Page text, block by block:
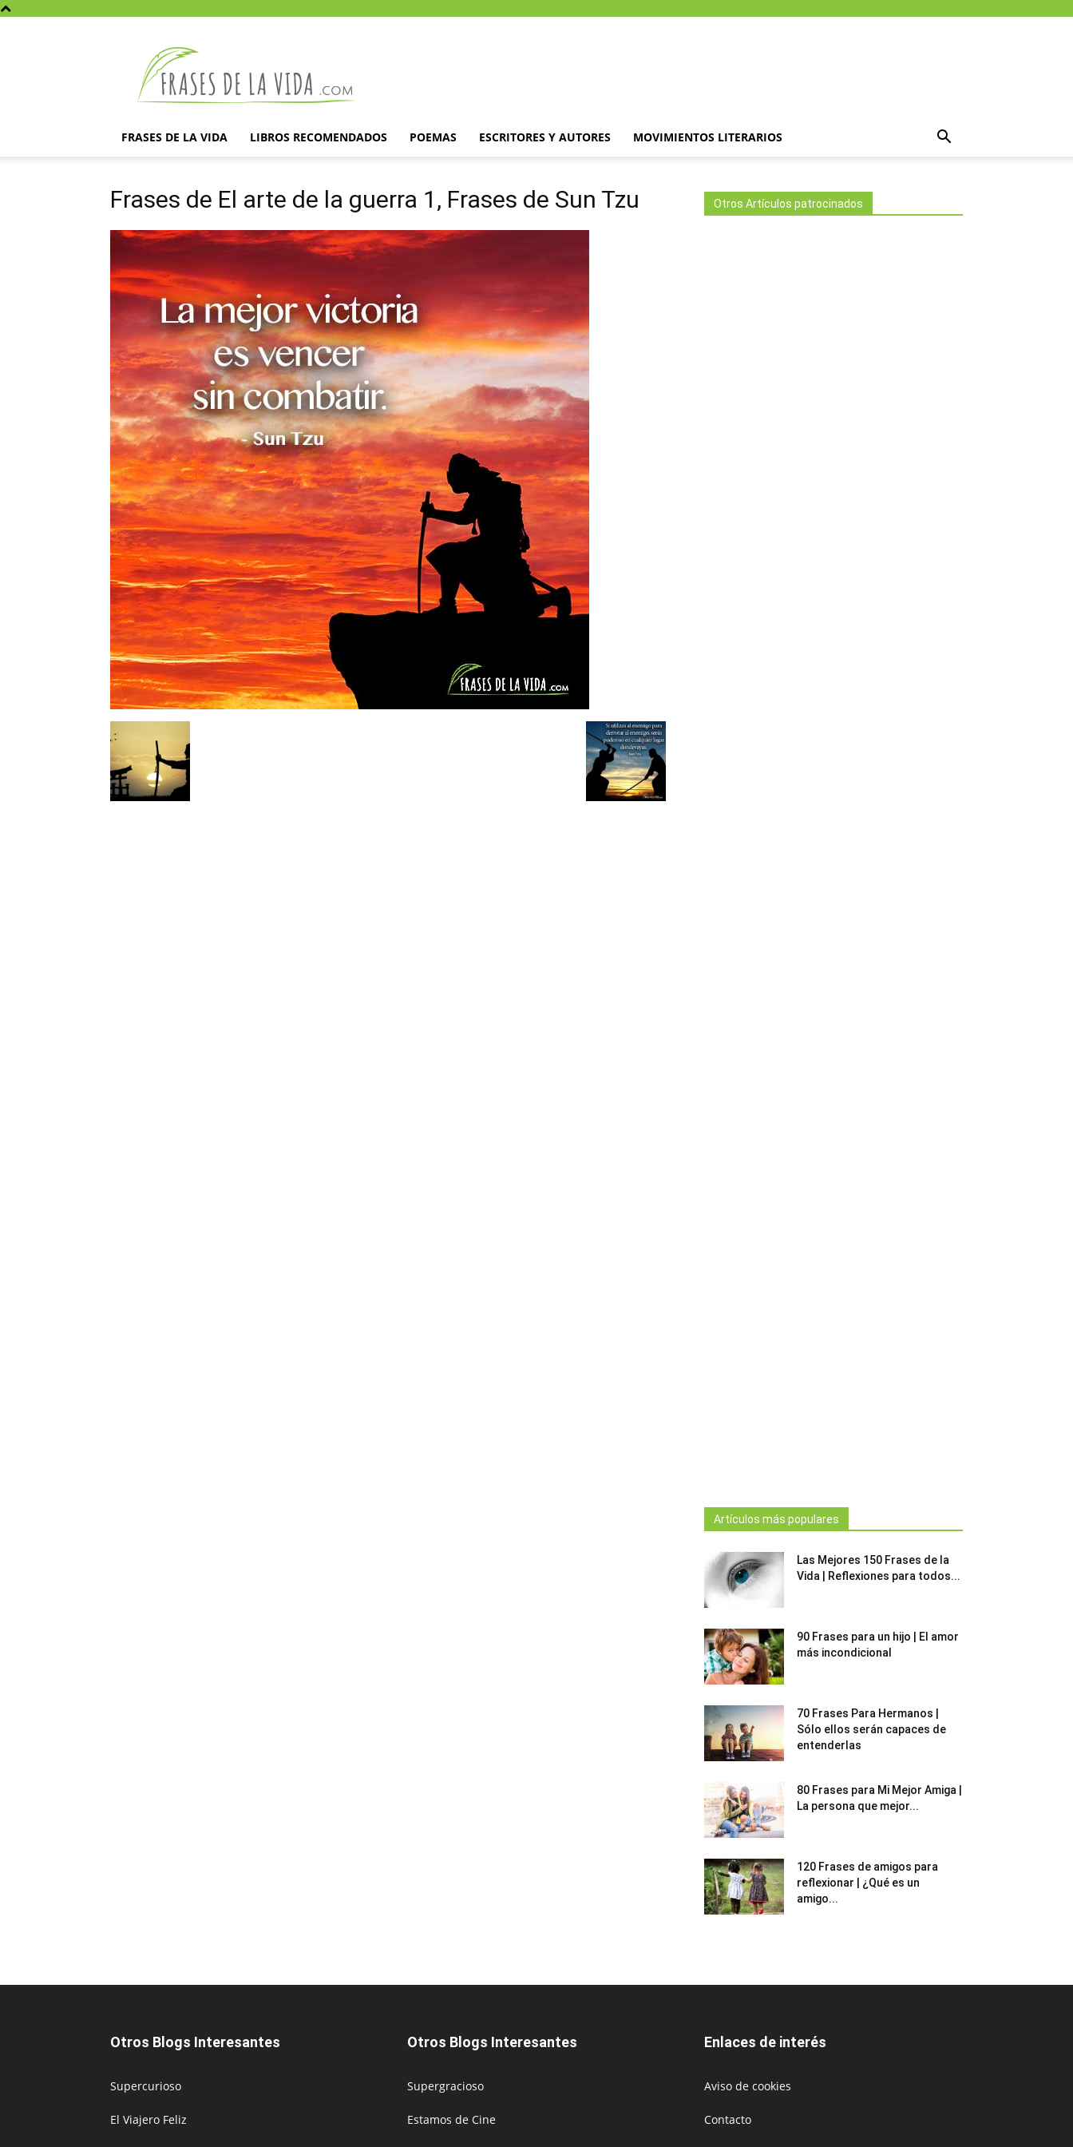
la
vida
FRASES DE LA VIDA LIBROS RECOMENDADOS POEMAS ESCRITORES Y AUTORES MOVIMIENTOS LITERARIOS
Frases de El arte de la guerra 1, Frases de Sun Tzu Otros Artículos patrocinados
Artículos más populares
Las Mejores 150 Frases de la
Vida | Reflexiones para todos...
90 Frases para un hijo | El amor
más incondicional
70 Frases Para Hermanos |
Sólo ellos serán capaces de
entenderlas
80 Frases para Mi Mejor Amiga |
La persona que mejor...
120 Frases de amigos para
reflexionar | ¿Qué es un
amigo...
Otros Blogs Interesantes
Supercurioso
El Viajero Feliz
Otros Blogs Interesantes
Supergracioso
Estamos de Cine
Enlaces de interés
Aviso de cookies
Contacto